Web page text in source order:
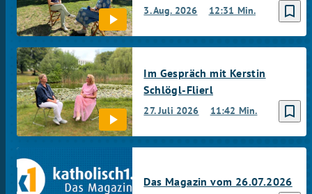
bookmark_border
3. Aug. 2026 12:31 Min.
bookmark_border
27. Juli 2026 11:42 Min.
Im Gespräch mit Kerstin
Schlögl-Flierl
Das Magazin vom 26.07.2026